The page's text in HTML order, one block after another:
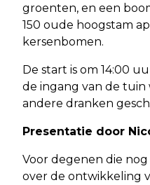
groenten, en een
150 oude hoogstam
kersenbomen.
De start is om 14:00
de ingang van de tuin
andere dranken
Presentatie door
Voor degenen die
over de ontwikkeling